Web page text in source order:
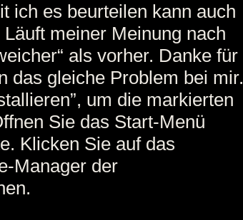
ich es beurteilen kann auch
meiner Meinung nach
als vorher. Danke für
das gleiche Problem bei mir.
um die markierten
Sie das Start-Menü
Klicken Sie auf das
Manager der